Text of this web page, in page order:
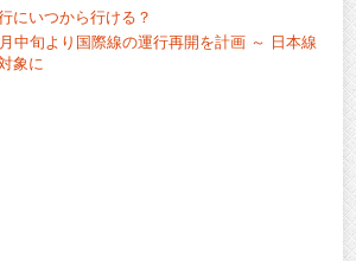
にいつから行ける？
中旬より国際線の運行再開を計画 ～ 日本線
象に